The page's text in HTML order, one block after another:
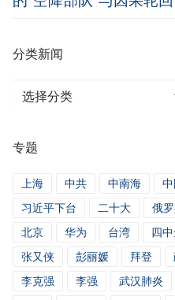
分类新闻
分
闻
专题
上海 中共 中南海
习近平下台
二十大 俄
北京
华为 台湾 四
张又侠
彭丽媛 拜登
李克强
李强 武汉肺炎